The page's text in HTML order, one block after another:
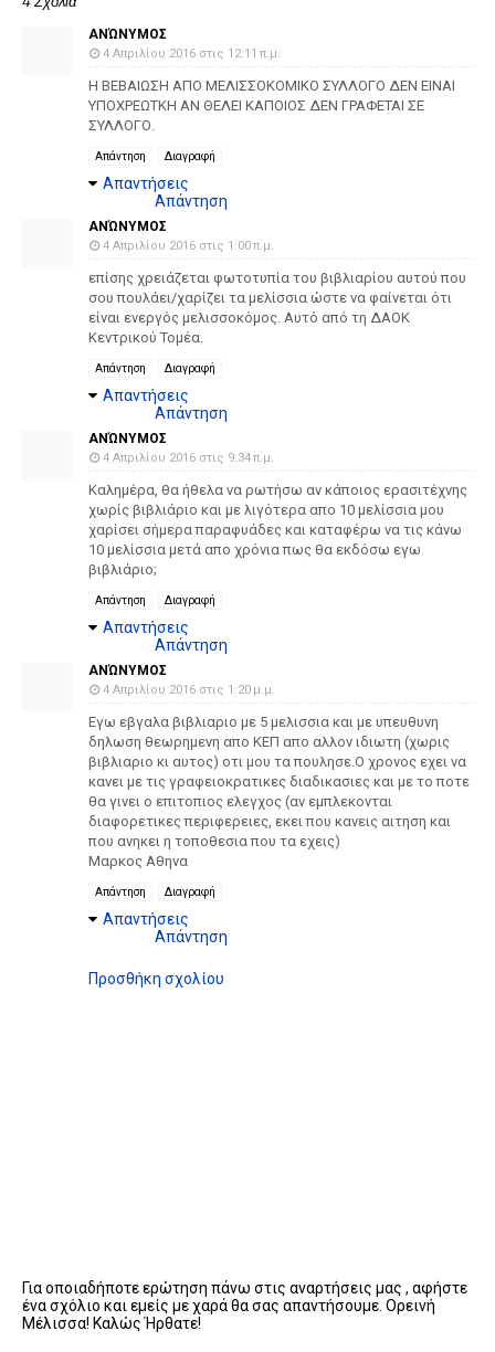
ΑΝΏΝΥΜΟΣ
4 Απριλίου 2016 στις 12:11 π.μ.
Η ΒΕΒΑΙΩΣΗ ΑΠΟ ΜΕΛΙΣΣΟΚΟΜΙΚΟ ΣΥΛΛΟΓΟ ΔΕΝ ΕΙΝΑΙ
ΥΠΟΧΡΕΩΤΚΗ ΑΝ ΘΕΛΕΙ ΚΑΠΟΙΟΣ ΔΕΝ ΓΡΑΦΕΤΑΙ ΣΕ
ΣΥΛΛΟΓΟ.
Απάντηση Διαγραφή
Απαντήσεις
Απάντηση
ΑΝΏΝΥΜΟΣ
4 Απριλίου 2016 στις 1:00 π.μ.
επίσης χρειάζεται φωτοτυπία του βιβλιαρίου αυτού που
σου πουλάει/χαρίζει τα μελίσσια ώστε να φαίνεται ότι
είναι ενεργός μελισσοκόμος. Αυτό από τη ΔΑΟΚ
Κεντρικού Τομέα.
Απάντηση Διαγραφή
Απαντήσεις
Απάντηση
ΑΝΏΝΥΜΟΣ
4 Απριλίου 2016 στις 9:34 π.μ.
Καλημέρα, θα ήθελα να ρωτήσω αν κάποιος ερασιτέχνης
χωρίς βιβλιάριο και με λιγότερα απο 10 μελίσσια μου
χαρίσει σήμερα παραφυάδες και καταφέρω να τις κάνω
10 μελίσσια μετά απο χρόνια πως θα εκδόσω εγω
βιβλιάριο;
Απάντηση Διαγραφή
Απαντήσεις
Απάντηση
ΑΝΏΝΥΜΟΣ
4 Απριλίου 2016 στις 1:20 μ.μ.
Εγω εβγαλα βιβλιαριο με 5 μελισσια και με υπευθυνη
δηλωση θεωρημενη απο ΚΕΠ απο αλλον ιδιωτη (χωρις
βιβλιαριο κι αυτος) οτι μου τα πουλησε.Ο χρονος εχει να
κανει με τις γραφειοκρατικες διαδικασιες και με το ποτε
θα γινει ο επιτοπιος ελεγχος (αν εμπλεκονται
διαφορετικες περιφερειες, εκει που κανεις αιτηση και
που ανηκει η τοποθεσια που τα εχεις)
Μαρκος Αθηνα
Απάντηση Διαγραφή
Απαντήσεις
Απάντηση
Προσθήκη σχολίου
Για οποιαδήποτε ερώτηση πάνω στις αναρτήσεις μας , αφήστε
ένα σχόλιο και εμείς με χαρά θα σας απαντήσουμε. Ορεινή
Μέλισσα! Καλώς Ήρθατε!